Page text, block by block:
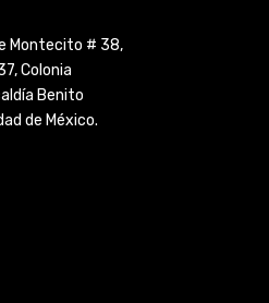
Montecito # 38,
Colonia
Benito
de México.